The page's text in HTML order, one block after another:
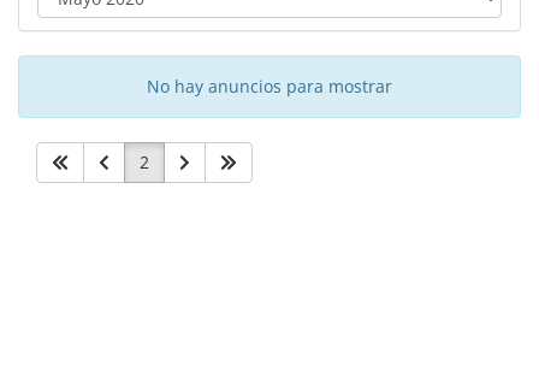
No hay anuncios para mostrar
2